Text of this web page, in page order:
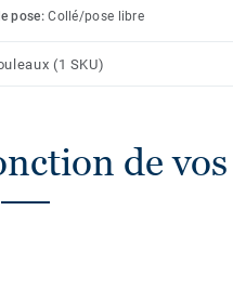
pose:Collé/pose libre
(1 SKU)
de